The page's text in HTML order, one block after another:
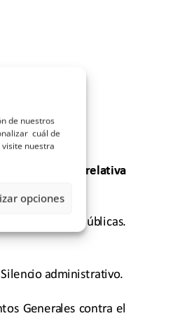
de nuestros
cuál de
nuestra
opciones